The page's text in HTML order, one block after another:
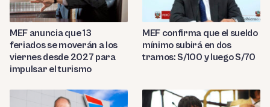
MEF anuncia que 13
feriados se moverán a los
viernes desde 2027 para
impulsar el turismo
MEF confirma que el sueldo
mínimo subirá en dos
tramos: S/100 y luego S/70